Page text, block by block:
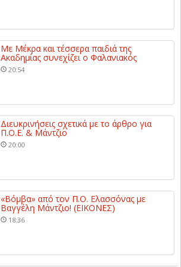
Με Μέκρα και τέσσερα παιδιά της
Ακαδημίας συνεχίζει ο Φαλανιακός
20:54
Διευκρινήσεις σχετικά με το άρθρο για
Π.Ο.Ε. & Μάντζιο
20:00
«Βόμβα» από τον Π.Ο. Ελασσόνας με
Βαγγέλη Μάντζιο! (ΕΙΚΟΝΕΣ)
18:36